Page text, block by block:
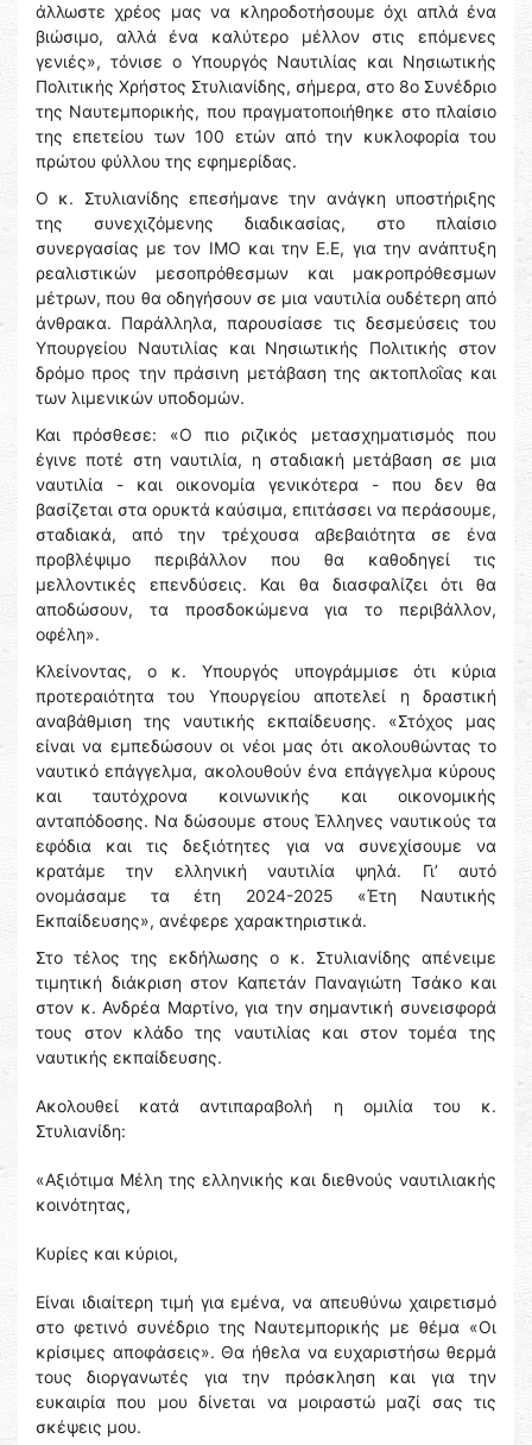
άλλωστε χρέος μας να κληροδοτήσουμε όχι απλά ένα
βιώσιμο, αλλά ένα καλύτερο μέλλον στις επόμενες
γενιές», τόνισε ο Υπουργός Ναυτιλίας και Νησιωτικής
Πολιτικής Χρήστος Στυλιανίδης, σήμερα, στο 8ο Συνέδριο
της Ναυτεμπορικής, που πραγματοποιήθηκε στο πλαίσιο
της επετείου των 100 ετών από την κυκλοφορία του
πρώτου φύλλου της εφημερίδας.
Ο κ. Στυλιανίδης επεσήμανε την ανάγκη υποστήριξης
της συνεχιζόμενης διαδικασίας, στο πλαίσιο
συνεργασίας με τον IMO και την Ε.Ε, για την ανάπτυξη
ρεαλιστικών μεσοπρόθεσμων και μακροπρόθεσμων
μέτρων, που θα οδηγήσουν σε μια ναυτιλία ουδέτερη από
άνθρακα. Παράλληλα, παρουσίασε τις δεσμεύσεις του
Υπουργείου Ναυτιλίας και Νησιωτικής Πολιτικής στον
δρόμο προς την πράσινη μετάβαση της ακτοπλοΐας και
των λιμενικών υποδομών.
Και πρόσθεσε: «Ο πιο ριζικός μετασχηματισμός που
έγινε ποτέ στη ναυτιλία, η σταδιακή μετάβαση σε μια
ναυτιλία - και οικονομία γενικότερα - που δεν θα
βασίζεται στα ορυκτά καύσιμα, επιτάσσει να περάσουμε,
σταδιακά, από την τρέχουσα αβεβαιότητα σε ένα
προβλέψιμο περιβάλλον που θα καθοδηγεί τις
μελλοντικές επενδύσεις. Και θα διασφαλίζει ότι θα
αποδώσουν, τα προσδοκώμενα για το περιβάλλον,
οφέλη».
Κλείνοντας, ο κ. Υπουργός υπογράμμισε ότι κύρια
προτεραιότητα του Υπουργείου αποτελεί η δραστική
αναβάθμιση της ναυτικής εκπαίδευσης. «Στόχος μας
είναι να εμπεδώσουν οι νέοι μας ότι ακολουθώντας το
ναυτικό επάγγελμα, ακολουθούν ένα επάγγελμα κύρους
και ταυτόχρονα κοινωνικής και οικονομικής
ανταπόδοσης. Να δώσουμε στους Έλληνες ναυτικούς τα
εφόδια και τις δεξιότητες για να συνεχίσουμε να
κρατάμε την ελληνική ναυτιλία ψηλά. Γι’ αυτό
ονομάσαμε τα έτη 2024-2025 «Έτη Ναυτικής
Εκπαίδευσης», ανέφερε χαρακτηριστικά.
Στο τέλος της εκδήλωσης ο κ. Στυλιανίδης απένειμε
τιμητική διάκριση στον Καπετάν Παναγιώτη Τσάκο και
στον κ. Ανδρέα Μαρτίνο, για την σημαντική συνεισφορά
τους στον κλάδο της ναυτιλίας και στον τομέα της
ναυτικής εκπαίδευσης.
Ακολουθεί κατά αντιπαραβολή η ομιλία του κ.
Στυλιανίδη:
«Αξιότιμα Μέλη της ελληνικής και διεθνούς ναυτιλιακής
κοινότητας,
Κυρίες και κύριοι,
Είναι ιδιαίτερη τιμή για εμένα, να απευθύνω χαιρετισμό
στο φετινό συνέδριο της Ναυτεμπορικής με θέμα «Οι
κρίσιμες αποφάσεις». Θα ήθελα να ευχαριστήσω θερμά
τους διοργανωτές για την πρόσκληση και για την
ευκαιρία που μου δίνεται να μοιραστώ μαζί σας τις
σκέψεις μου.